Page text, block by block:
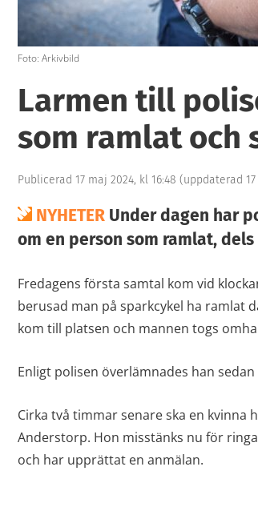
Foto: Arkivbild
Larmen till
som ramlat och
Publicerad 17 maj 2024, kl 16:48 (uppdaterad 17
NYHETERUnder dagen har
om en person som ramlat,
Fredagens första samtal kom vid
berusad man på sparkcykel ha ramlat
kom till platsen och mannen togs
Enligt polisen överlämnades han
Cirka två timmar senare ska en kvinna
Anderstorp. Hon misstänks nu för
och har upprättat en anmälan.